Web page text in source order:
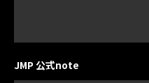
JMP 公式note